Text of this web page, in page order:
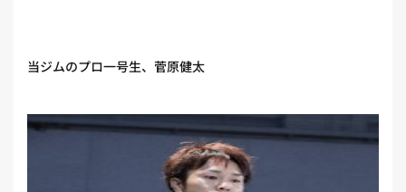
当ジムのプロ一号生、菅原健太